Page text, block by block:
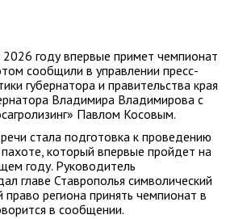
2026 году впервые примет чемпионат
сообщили в управлении пресс-
губернатора и правительства края
Владимира Владимирова с
Павлом Косовым.
стала подготовка к проведению
который впервые пройдет на
году. Руководитель
главе Ставрополья символический
региона принять чемпионат в
в сообщении.